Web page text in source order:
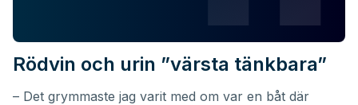
Rödvin och urin ”värsta tänkbara”
– Det grymmaste jag varit med om var en båt där